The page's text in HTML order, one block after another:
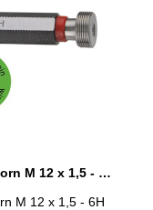
Gewinde-Grenzlehrdorn M 12 x 1,5 - 6H DIN 13
M 12 x 1,5 - 6H